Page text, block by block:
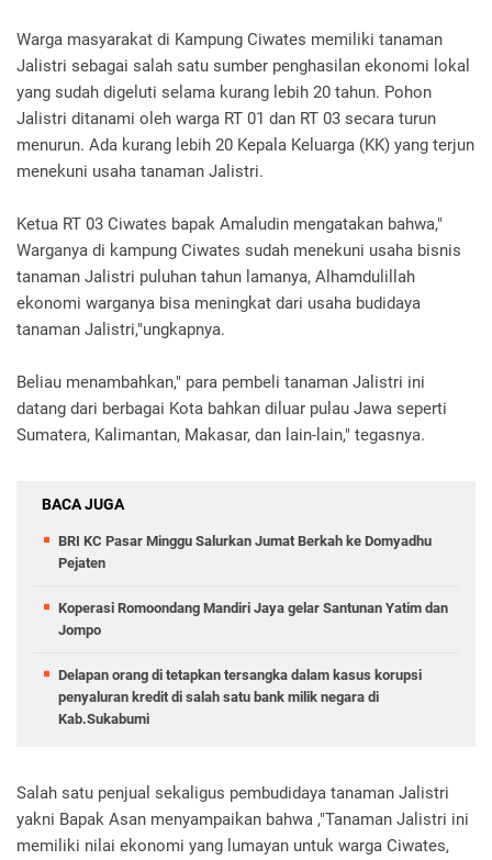
Warga masyarakat di Kampung Ciwates memiliki tanaman
Jalistri sebagai salah satu sumber penghasilan ekonomi lokal
yang sudah digeluti selama kurang lebih 20 tahun. Pohon
Jalistri ditanami oleh warga RT 01 dan RT 03 secara turun
menurun. Ada kurang lebih 20 Kepala Keluarga (KK) yang terjun
menekuni usaha tanaman Jalistri.
Ketua RT 03 Ciwates bapak Amaludin mengatakan bahwa,"
Warganya di kampung Ciwates sudah menekuni usaha bisnis
tanaman Jalistri puluhan tahun lamanya, Alhamdulillah
ekonomi warganya bisa meningkat dari usaha budidaya
tanaman Jalistri,"ungkapnya.
Beliau menambahkan," para pembeli tanaman Jalistri ini
datang dari berbagai Kota bahkan diluar pulau Jawa seperti
Sumatera, Kalimantan, Makasar, dan lain-lain," tegasnya.
BACA JUGA
BRI KC Pasar Minggu Salurkan Jumat Berkah ke Domyadhu
Pejaten
Koperasi Romoondang Mandiri Jaya gelar Santunan Yatim dan
Jompo
Delapan orang di tetapkan tersangka dalam kasus korupsi
penyaluran kredit di salah satu bank milik negara di
Kab.Sukabumi
Salah satu penjual sekaligus pembudidaya tanaman Jalistri
yakni Bapak Asan menyampaikan bahwa ,"Tanaman Jalistri ini
memiliki nilai ekonomi yang lumayan untuk warga Ciwates,